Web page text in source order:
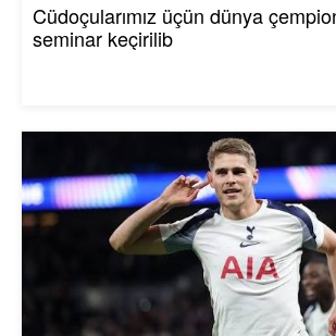
Cüdoçularımız üçün dünya
seminar keçirilib